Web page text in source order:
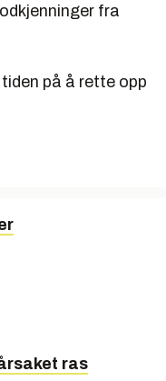
fra
på å rette opp
ras